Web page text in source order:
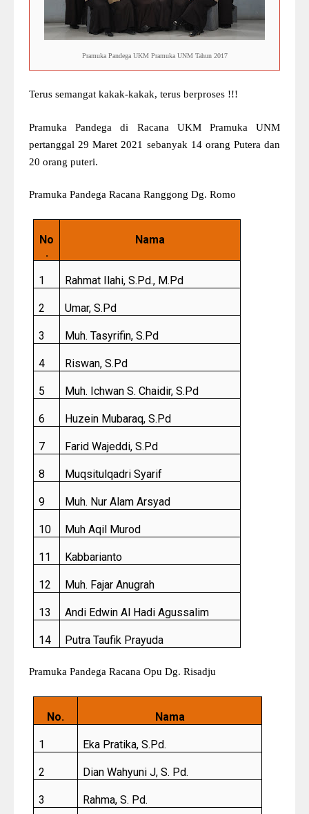
Pramuka Pandega UKM Pramuka UNM Tahun 2017
Terus semangat kakak-kakak, terus berproses !!!
Pramuka Pandega di Racana UKM Pramuka UNM
pertanggal 29 Maret 2021 sebanyak 14 orang Putera dan
20 orang puteri.
Pramuka Pandega Racana Ranggong Dg. Romo
No
.
Nama
1 Rahmat Ilahi, S.Pd., M.Pd
2 Umar, S.Pd
3 Muh. Tasyrifin, S.Pd
4 Riswan, S.Pd
5 Muh. Ichwan S. Chaidir, S.Pd
6 Huzein Mubaraq, S.Pd
7 Farid Wajeddi, S.Pd
8 Muqsitulqadri Syarif
9 Muh. Nur Alam Arsyad
10 Muh Aqil Murod
11 Kabbarianto
12 Muh. Fajar Anugrah
13 Andi Edwin Al Hadi Agussalim
14 Putra Taufik Prayuda
Pramuka Pandega Racana Opu Dg. Risadju
No. Nama
1 Eka Pratika, S.Pd.
2 Dian Wahyuni J, S. Pd.
3 Rahma, S. Pd.